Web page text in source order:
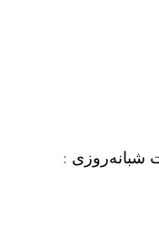
شبانه‌روزی :